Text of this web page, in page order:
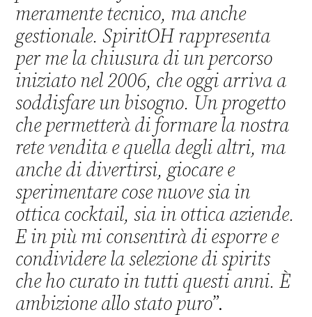
meramente tecnico, ma anche
gestionale. SpiritOH rappresenta
per me la chiusura di un percorso
iniziato nel 2006, che oggi arriva a
soddisfare un bisogno. Un progetto
che permetterà di formare la nostra
rete vendita e quella degli altri, ma
anche di divertirsi, giocare e
sperimentare cose nuove sia in
ottica cocktail, sia in ottica aziende.
E in più mi consentirà di esporre e
condividere la selezione di spirits
che ho curato in tutti questi anni. È
ambizione allo stato puro”.